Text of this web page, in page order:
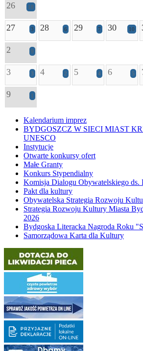
26 18
27 3 28 6 29 7 30 10
2 9
3 3 4 2 5 4 6 5
9 1
Kalendarium imprez
BYDGOSZCZ W SIECI MIAST
UNESCO
Instytucje
Otwarte konkursy ofert
Małe Granty
Konkurs Stypendialny
Komisja Dialogu Obywatelskiego ds.
Pakt dla kultury
Obywatelska Strategia Rozwoju
Strategia Rozwoju Kultury Miasta
2026
Bydgoska Literacka Nagroda Roku
Samorządowa Karta dla Kultury